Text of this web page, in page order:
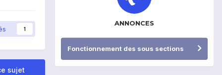
1
sujet
ANNONCES
Fonctionnement des sous sections